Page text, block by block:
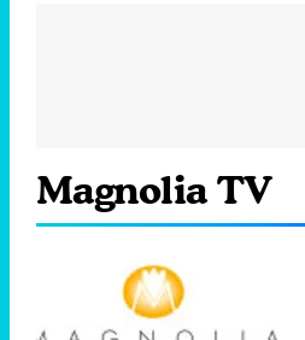
Magnolia TV